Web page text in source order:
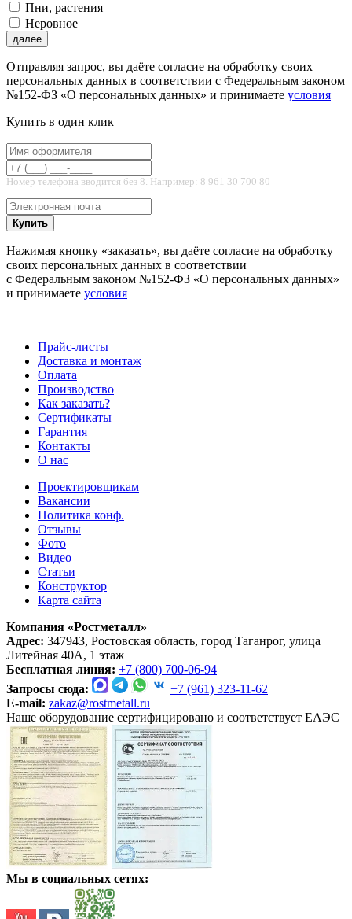
Пни, растения
Неровное
далее
Отправляя запрос, вы даёте согласие на обработку своих
персональных данных в соответствии с Федеральным законом
№152-ФЗ «О персональных данных» и принимаете условия
Купить в один клик
Номер телефона вводится без 8. Например: 8 961 30 700 80
Купить
Нажимая кнопку «заказать», вы даёте согласие на обработку
своих персональных данных в соответствии
с Федеральным законом №152-ФЗ «О персональных данных»
и принимаете условия
Прайс-листы
Доставка и монтаж
Оплата
Производство
Как заказать?
Сертификаты
Гарантия
Контакты
О нас
Проектировщикам
Вакансии
Политика конф.
Отзывы
Фото
Видео
Статьи
Конструктор
Карта сайта
Компания «Ростметалл»
Адрес: 347943, Ростовская область, город Таганрог, улица
Литейная 40А, 1 этаж
Бесплатная линия: +7 (800) 700-06-94
Запросы сюда:
+7 (961) 323-11-62
E-mail: zakaz@rostmetall.ru
Наше оборудование сертифицировано и соответствует ЕАЭС
Мы в социальных сетях: